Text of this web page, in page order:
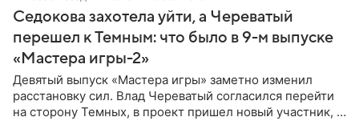
Седокова захотела уйти, а Череватый
перешел к Темным: что было в 9-м выпуске
«Мастера игры-2»
Девятый выпуск «Мастера игры» заметно изменил
расстановку сил. Влад Череватый согласился перейти
на сторону Темных, в проект пришел новый участник, а